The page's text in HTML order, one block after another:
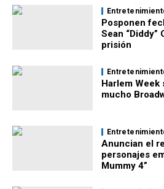
Posponen
Sean “Diddy”
prisión
Harlem
mucho
Anuncian el
personajes
Mummy 4”